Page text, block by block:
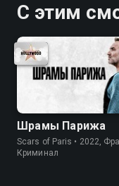
С этим
Шрамы Парижа
Scars of Paris • 2022,
Криминал